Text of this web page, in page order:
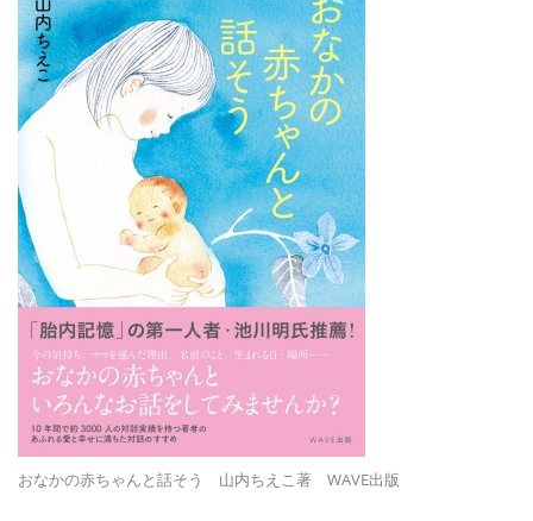
おなかの赤ちゃんと話そう 山内ちえこ著 WAVE出版